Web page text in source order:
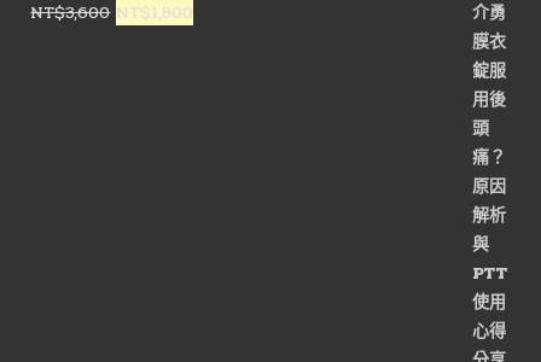
NT$1,600。NT$800。
NT$3,600 原
NT$1,800